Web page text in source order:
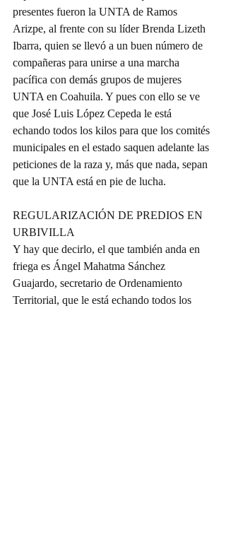
presentes fueron la UNTA de Ramos
Arizpe, al frente con su líder Brenda Lizeth
Ibarra, quien se llevó a un buen número de
compañeras para unirse a una marcha
pacífica con demás grupos de mujeres
UNTA en Coahuila. Y pues con ello se ve
que José Luis López Cepeda le está
echando todos los kilos para que los comités
municipales en el estado saquen adelante las
peticiones de la raza y, más que nada, sepan
que la UNTA está en pie de lucha.
REGULARIZACIÓN DE PREDIOS EN
URBIVILLA
Y hay que decirlo, el que también anda en
friega es Ángel Mahatma Sánchez
Guajardo, secretario de Ordenamiento
Territorial, que le está echando todos los